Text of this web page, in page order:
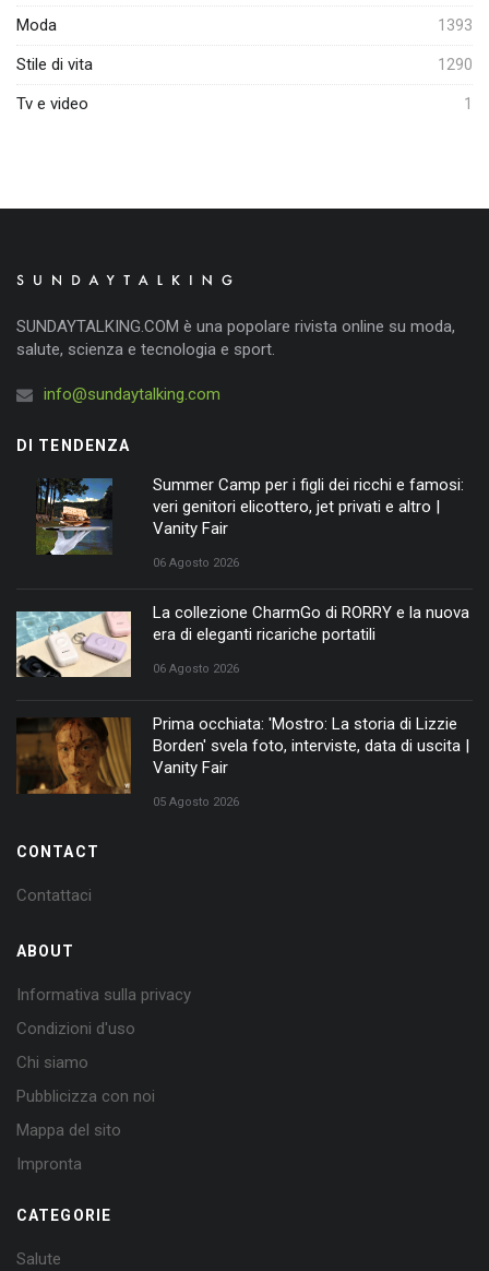
Moda 1393
Stile di vita 1290
Tv e video 1
SUNDAYTALKING.COM è una popolare rivista online su moda,
salute, scienza e tecnologia e sport.
info@sundaytalking.com
DI TENDENZA
Summer Camp per i figli dei ricchi e famosi:
veri genitori elicottero, jet privati e altro |
Vanity Fair
06 Agosto 2026
La collezione CharmGo di RORRY e la nuova
era di eleganti ricariche portatili
06 Agosto 2026
Prima occhiata: 'Mostro: La storia di Lizzie
Borden' svela foto, interviste, data di uscita |
Vanity Fair
05 Agosto 2026
CONTACT
Contattaci
ABOUT
Informativa sulla privacy
Condizioni d'uso
Chi siamo
Pubblicizza con noi
Mappa del sito
Impronta
CATEGORIE
Salute